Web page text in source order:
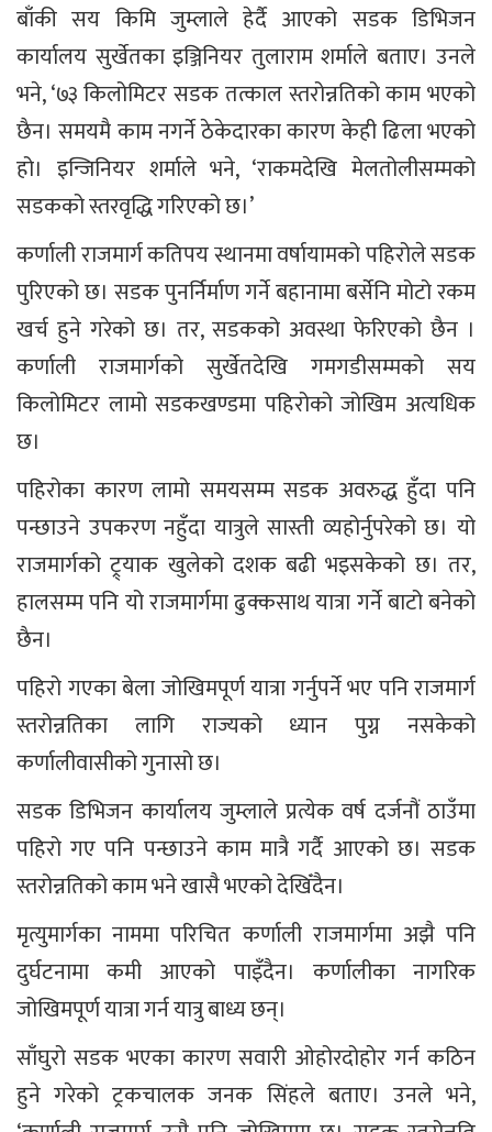
बाँकी सय किमि जुम्लाले हेर्दै आएको सडक डिभिजन
कार्यालय सुर्खेतका इञ्जिनियर तुलाराम शर्माले बताए। उनले
भने, ‘७३ किलोमिटर सडक तत्काल स्तरोन्नतिको काम भएको
छैन। समयमै काम नगर्ने ठेकेदारका कारण केही ढिला भएको
हो। इन्जिनियर शर्माले भने, ‘राकमदेखि मेलतोलीसम्मको
सडकको स्तरवृद्धि गरिएको छ।’
कर्णाली राजमार्ग कतिपय स्थानमा वर्षायामको पहिरोले सडक
पुरिएको छ। सडक पुनर्निर्माण गर्ने बहानामा बर्सेनि मोटो रकम
खर्च हुने गरेको छ। तर, सडकको अवस्था फेरिएको छैन ।
कर्णाली राजमार्गको सुर्खेतदेखि गमगडीसम्मको सय
किलोमिटर लामो सडकखण्डमा पहिरोको जोखिम अत्यधिक
छ।
पहिरोका कारण लामो समयसम्म सडक अवरुद्ध हुँदा पनि
पन्छाउने उपकरण नहुँदा यात्रुले सास्ती व्यहोर्नुपरेको छ। यो
राजमार्गको ट्र्याक खुलेको दशक बढी भइसकेको छ। तर,
हालसम्म पनि यो राजमार्गमा ढुक्कसाथ यात्रा गर्ने बाटो बनेको
छैन।
पहिरो गएका बेला जोखिमपूर्ण यात्रा गर्नुपर्ने भए पनि राजमार्ग
स्तरोन्नतिका लागि राज्यको ध्यान पुग्न नसकेको
कर्णालीवासीको गुनासो छ।
सडक डिभिजन कार्यालय जुम्लाले प्रत्येक वर्ष दर्जनौं ठाउँमा
पहिरो गए पनि पन्छाउने काम मात्रै गर्दै आएको छ। सडक
स्तरोन्नतिको काम भने खासै भएको देखिँदैन। ​​​
मृत्युमार्गका नाममा परिचित कर्णाली राजमार्गमा अझै पनि
दुर्घटनामा कमी आएको पाइँदैन। कर्णालीका नागरिक
जोखिमपूर्ण यात्रा गर्न यात्रु बाध्य छन्।
साँघुरो सडक भएका कारण सवारी ओहोरदोहोर गर्न कठिन
हुने गरेको ट्रकचालक जनक सिंहले बताए। उनले भने,